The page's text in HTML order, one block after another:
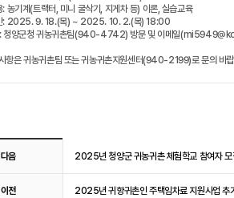
농기계(트랙터, 미니 굴삭기, 지게차 등) 이론, 실습교육
: 2025. 9. 18.(목) ~ 2025. 10. 2.(목) 18:00
청양군청 귀농귀촌팀(940-4742) 방문 및 이메일
항은 귀농귀촌팀 또는 귀농귀촌지원센터(940-2199)로 문의 바
다음 2025년 청양군 귀농귀촌 체험학교 참여자 모
이전 2025년 귀향귀촌인 주택임차료 지원사업 추